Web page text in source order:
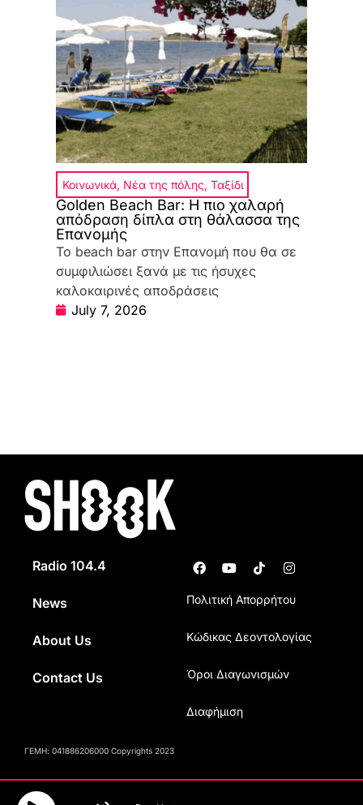
Κοινωνικά, Νέα της πόλης, Ταξίδι
Golden Beach Bar: Η πιο χαλαρή
απόδραση δίπλα στη θάλασσα της
Επανομής
Το beach bar στην Επανομή που θα σε
συμφιλιώσει ξανά με τις ήσυχες
καλοκαιρινές αποδράσεις
July 7, 2026
Radio 104.4
News
About Us
Contact Us
Πολιτική Απορρήτου
Κώδικας Δεοντολογίας
Όροι Διαγωνισμών
Διαφήμιση
ΓΕΜΗ: 041886206000 Copyrights 2023